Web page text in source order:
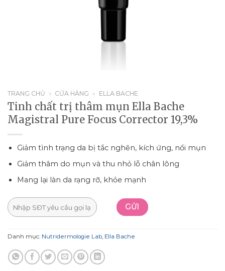
TRANG CHỦ » CỬA HÀNG » ELLA BACHE
Tinh chất trị thâm mụn Ella Bache
Magistral Pure Focus Corrector 19,3%
Giảm tình trạng da bị tắc nghẽn, kích ứng, nổi mụn
Giảm thâm do mụn và thu nhỏ lỗ chân lông
Mang lại làn da rạng rỡ, khỏe mạnh
Danh mục: Nutridermologie Lab, Ella Bache